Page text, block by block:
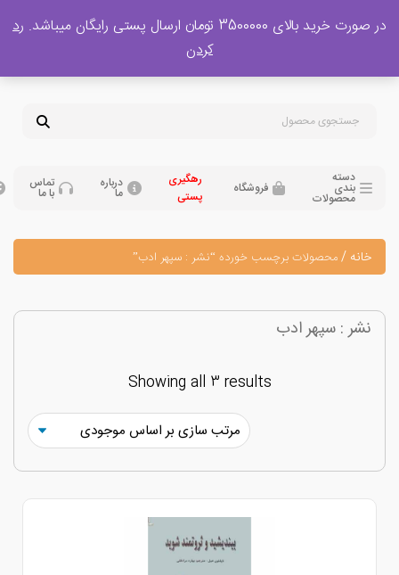
پشتیبانی فروش
09120329397
بندی
محصولات
فروشگاه درباره تماس
محصولات برچسب خورده “نشر : سپهر ادب”
: سپهر ادب
Showing all 3 results
3500000 تومان ارسال پستی رایگان میباشد.
رد